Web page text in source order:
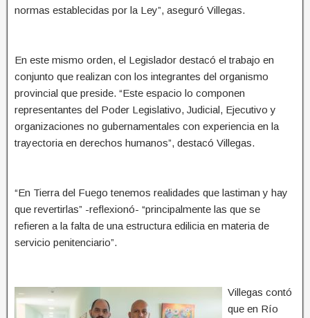
normas establecidas por la Ley”, aseguró Villegas.
En este mismo orden, el Legislador destacó el trabajo en
conjunto que realizan con los integrantes del organismo
provincial que preside. “Este espacio lo componen
representantes del Poder Legislativo, Judicial, Ejecutivo y
organizaciones no gubernamentales con experiencia en la
trayectoria en derechos humanos”, destacó Villegas.
“En Tierra del Fuego tenemos realidades que lastiman y hay
que revertirlas” -reflexionó- “principalmente las que se
refieren a la falta de una estructura edilicia en materia de
servicio penitenciario”.
Villegas contó
que en Río